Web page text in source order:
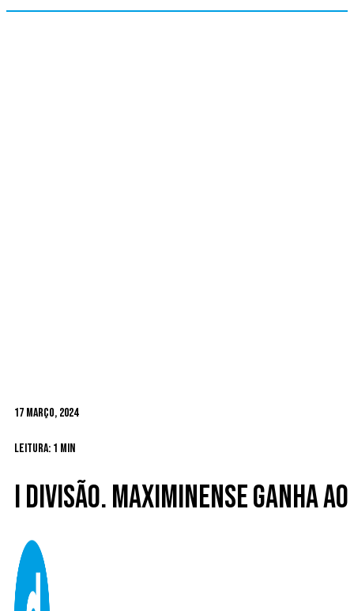
17 Março, 2024
Leitura: 1 min
I Divisão. Maximinense ganha